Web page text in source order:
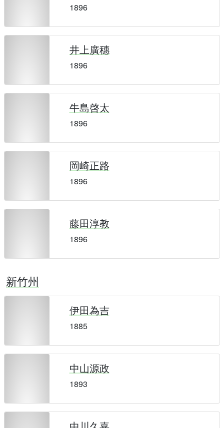
1896
井上廣穗
1896
牛島啓太
1896
岡崎正路
1896
藤田淳教
1896
新竹州
伊田為吉
1885
中山源政
1893